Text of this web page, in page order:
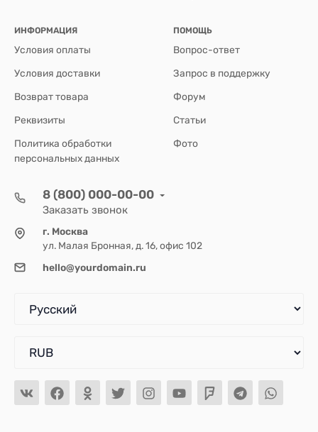
ИНФОРМАЦИЯ
Условия оплаты
Условия доставки
Возврат товара
Реквизиты
Политика обработки
персональных данных
ПОМОЩЬ
Вопрос-ответ
Запрос в поддержку
Форум
Статьи
Фото
8 (800) 000-00-00
Заказать звонок
г. Москва
ул. Малая Бронная, д. 16, офис 102
hello@yourdomain.ru